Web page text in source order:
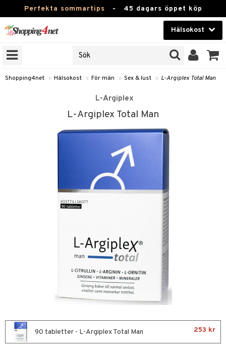
Perfekta sommartips - 45 dagars öppet köp
Hälsokost
Skönhet
Kontaktlinser
Leksaker, Barn & Baby
Shopping4net » Hälsokost » För män » Sex & lust » L-Argiplex Total Man
L-Argiplex
L-Argiplex Total Man
90 tabletter - L-Argiplex Total Man 253 kr